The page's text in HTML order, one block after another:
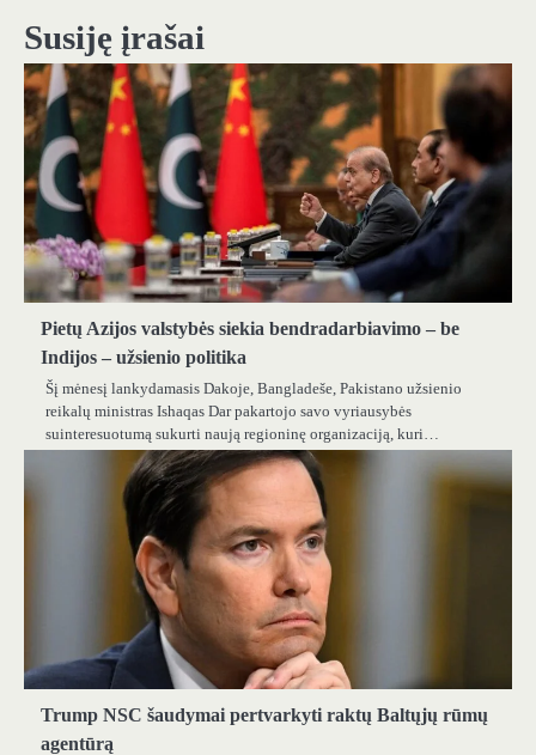
Susiję įrašai
Pietų Azijos valstybės siekia bendradarbiavimo – be
Indijos – užsienio politika
Šį mėnesį lankydamasis Dakoje, Bangladeše, Pakistano užsienio
reikalų ministras Ishaqas Dar pakartojo savo vyriausybės
suinteresuotumą sukurti naują regioninę organizaciją, kuri…
Trump NSC šaudymai pertvarkyti raktų Baltųjų rūmų
agentūrą